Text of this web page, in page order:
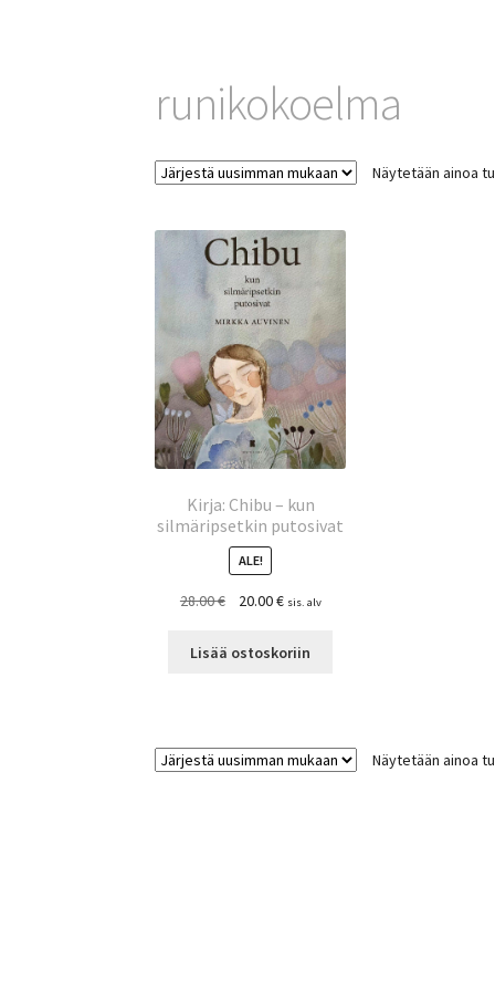
runikokoelma
Näytetään ainoa
Kirja: Chibu – kun
silmäripsetkin putosivat
ALE!
28.00€
Alkuperäinen
oli:
20.00€Nykyinen
on:
sis. alv
Lisää ostoskoriin
Näytetään ainoa